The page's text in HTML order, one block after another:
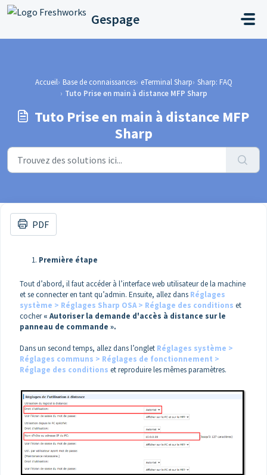
Passer au contenu principal
Gespage
Accueil Base de connaissances eTerminal Sharp Sharp: FAQ
Tuto Prise en main à distance MFP Sharp
Tuto Prise en main à distance MFP
Sharp
PDF
Première étape
Tout d’abord, il faut accéder à l’interface web utilisateur de la machine
et se connecter en tant qu’admin. Ensuite, allez dans Réglages
système > Réglages Sharp OSA > Réglage des conditions et
cocher« Autoriser la demande d'accès à distance sur le
panneau de commande ».
Dans un second temps, allez dans l’onglet Réglages système >
Réglages communs > Réglages de fonctionnement >
Réglage des conditions et reproduire les mêmes paramètres.